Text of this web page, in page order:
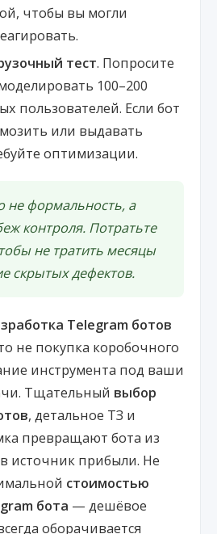
чтобы вы могли
тест. Попросите
100–200
пользователей. Если бот
или выдавать
оптимизации.
не формальность, а
контроля. Потратьте
не тратить месяцы
скрытых дефектов.
Telegram ботов
не покупка коробочного
инструмента под ваши
Тщательный выбор
, детальное ТЗ и
превращают бота из
источник прибыли. Не
стоимостью
бота — дешёвое
оборачивается